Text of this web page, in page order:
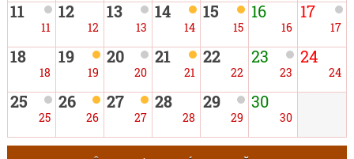
11
11
12
12
13
13
14
14
15
15
16
16
17
17
18
18
19
19
20
20
21
21
22
22
23
23
24
24
25
25
26
26
27
27
28
28
29
29
30
30